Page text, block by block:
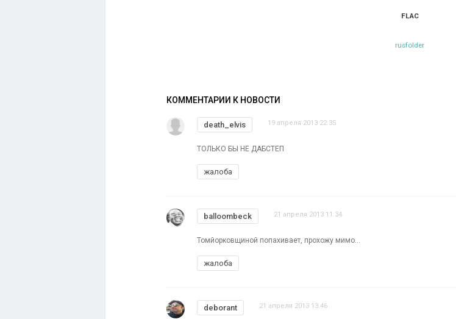
FLAC
rusfolder
КОММЕНТАРИИ К НОВОСТИ
death_elvis 19 апреля 2013 22:35
ТОЛЬКО БЫ НЕ ДАБСТЕП
жалоба
balloombeck 21 апреля 2013 11:34
Томйорковщиной попахивает, прохожу мимо...
жалоба
deborant 21 апреля 2013 13:46